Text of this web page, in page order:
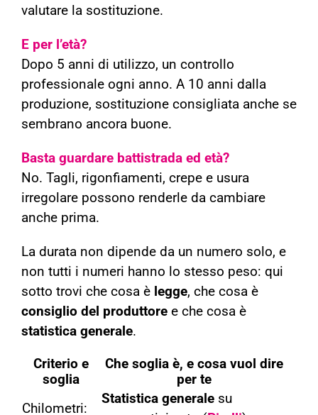
valutare la sostituzione.
E per l’età?
Dopo 5 anni di utilizzo, un controllo
professionale ogni anno. A 10 anni dalla
produzione, sostituzione consigliata anche se
sembrano ancora buone.
Basta guardare battistrada ed età?
No. Tagli, rigonfiamenti, crepe e usura
irregolare possono renderle da cambiare
anche prima.
La durata non dipende da un numero solo, e
non tutti i numeri hanno lo stesso peso: qui
sotto trovi che cosa è legge, che cosa è
consiglio del produttore e che cosa è
statistica generale.
Criterio e
soglia
Che soglia è, e cosa vuol dire
per te
Chilometri:
Statistica generale su